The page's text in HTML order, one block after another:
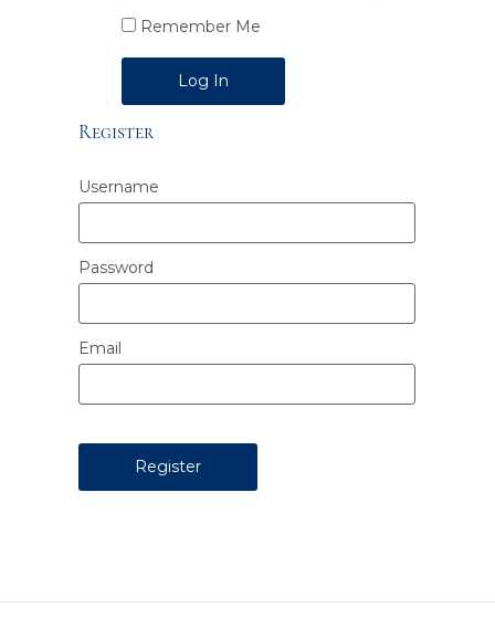
Remember Me
Alternative:
Register
Username
Password
Email